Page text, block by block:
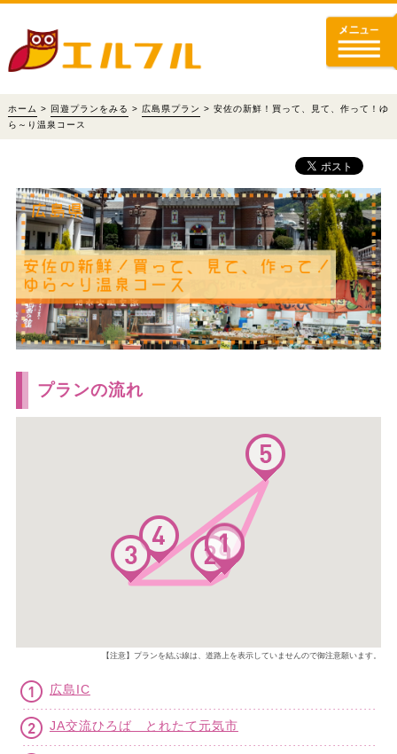
ホーム > 回遊プランをみる > 広島県プラン > 安佐の新鮮！買って、見て、作って！ゆ
ら～り温泉コース
プランの流れ
【注意】プランを結ぶ線は、道路上を表示していませんので御注意願います。
広島IC
JA交流ひろば とれたて元気市